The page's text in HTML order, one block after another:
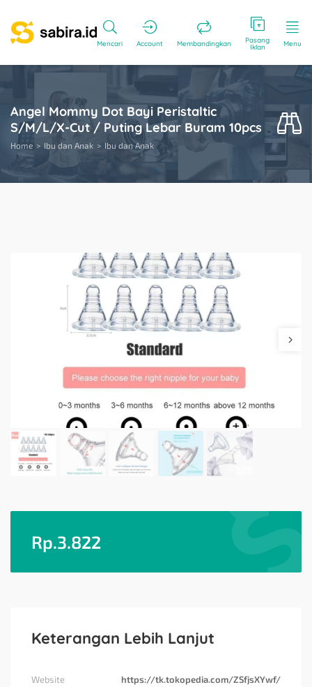
Mencari Account Membandingkan Pasang
Iklan Menu
Angel Mommy Dot Bayi Peristaltic
S/M/L/X-Cut / Puting Lebar Buram 10pcs
Home Ibu dan Anak Ibu dan Anak
Rp.3.822
Keterangan Lebih Lanjut
Website https://tk.tokopedia.com/ZSfjsXYwf/